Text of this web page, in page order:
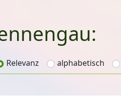
Relevanz alphabetisch